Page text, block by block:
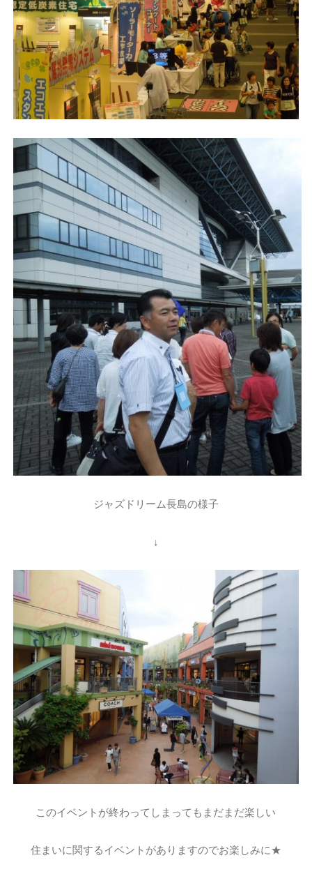
ジャズドリーム長島の様子
↓
このイベントが終わってしまってもまだまだ楽しい
住まいに関するイベントがありますのでお楽しみに★